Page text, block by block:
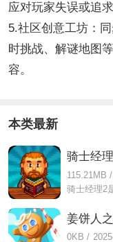
应对玩家失误或追
5.社区创意工坊：
时挑战、解谜地图
容。
本类最新
骑士经
115.21MB /
姜饼人
0KB /